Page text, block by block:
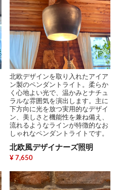
北欧デザインを取り入れたアイア
ン製のペンダントライト。柔らか
く心地よい光で、温かみとナチュ
ラルな雰囲気を演出します。主に
下方向に光を放つ実用的なデザイ
ン、美しさと機能性を兼ね備え、
流れるようなラインが特徴的なお
しゃれなペンダントライトです。
北欧風デザイナーズ照明
¥ 7,650